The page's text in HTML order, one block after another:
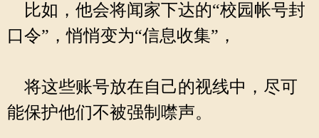
比如，他会将闻家下达的“校园帐号封
口令”，悄悄变为“信息收集”，
将这些账号放在自己的视线中，尽可
能保护他们不被强制噤声。